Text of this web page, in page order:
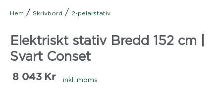
Hem / Skrivbord / 2-pelarstativ
Elektriskt stativ Bredd 152 cm |
Svart Conset
8 043 Kr inkl. moms